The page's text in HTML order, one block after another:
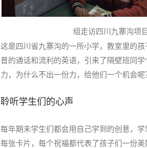
组走访四川九寨沟项
这是四川省九寨沟的一所小学，教室里的
普的通话和流利的英语，引来了隔壁班同
力，为什么不出一份力，给他们一个机会呢
聆听学生们的心声
每年期末学生们都会用自己学到的创意，
每张卡片，每个祝福都代表了孩子们一份美